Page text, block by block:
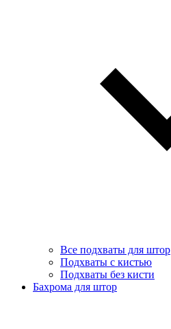
Все подхваты для штор
Подхваты с кистью
Подхваты без кисти
Бахрома для штор